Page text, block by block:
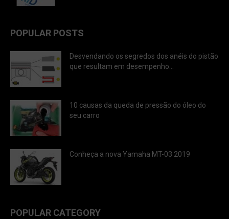
POPULAR POSTS
Desvendando os segredos dos anéis do pistão
que resultam em desempenho...
10 causas da queda de pressão do óleo do
seu carro
Conheça a nova Yamaha MT-03 2019
POPULAR CATEGORY